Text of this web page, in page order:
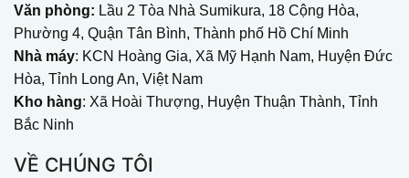
Văn phòng: Lầu 2 Tòa Nhà Sumikura, 18 Cộng Hòa,
Phường 4, Quận Tân Bình, Thành phố Hồ Chí Minh
Nhà máy: KCN Hoàng Gia, Xã Mỹ Hạnh Nam, Huyện Đức
Hòa, Tỉnh Long An, Việt Nam
Kho hàng: Xã Hoài Thượng, Huyện Thuận Thành, Tỉnh
Bắc Ninh
VỀ CHÚNG TÔI